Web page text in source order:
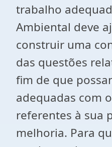
trabalho
Ambiental deve
construir uma
das questões
fim de que
adequadas com
referentes à sua
melhoria. Para